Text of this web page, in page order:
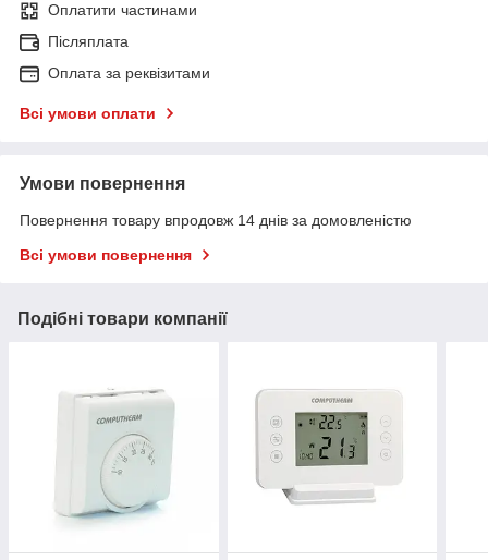
Оплатити частинами
Післяплата
Оплата за реквізитами
Всі умови оплати
Умови повернення
Повернення товару впродовж 14 днів за домовленістю
Всі умови повернення
Подібні товари компанії